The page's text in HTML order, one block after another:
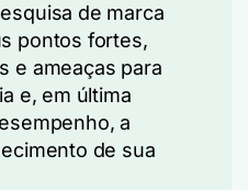
de marca
pontos fortes,
e ameaças para
e, em última
a
de sua